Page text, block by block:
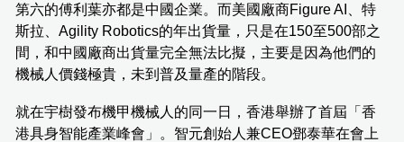
第六的傅利葉亦都是中國企業。而美國廠商Figure AI、特
斯拉、Agility Robotics的年出貨量，只是在150至500部之
間，和中國廠商出貨量完全無法比擬，主要是因為他們的
機械人價錢極貴，未到普及量產的階段。
就在宇樹發布機甲機械人的同一日，香港舉辦了首屆「香
港具身智能產業峰會」。智元創始人兼CEO鄧泰華在會上